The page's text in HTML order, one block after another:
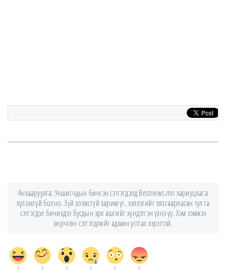
Анхааруулга: Уншигчдын бичсэн сэтгэгдэлд Bestnews.mn хариуцлага
хүлээхгүй болно. Зүй зохисгүй зарим үг, хэллэгийг хязгаарласан тул та
сэтгэгдэл бичихдээ бусдын эрх ашгийг хүндэтгэн үзнэ үү. Хэм хэмжээ
зөрчсөн сэтгэгдлийг админ устгах хэрэгтэй.
0 0 0 0 0 0